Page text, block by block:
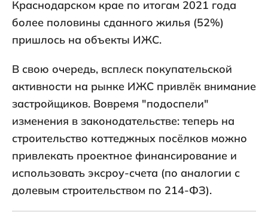
Краснодарском крае по итогам 2021 года
более половины сданного жилья (52%)
пришлось на объекты ИЖС.
В свою очередь, всплеск покупательской
активности на рынке ИЖС привлёк внимание
застройщиков. Вовремя "подоспели"
изменения в законодательстве: теперь на
строительство коттеджных посёлков можно
привлекать проектное финансирование и
использовать эксроу-счета (по аналогии с
долевым строительством по 214-ФЗ).